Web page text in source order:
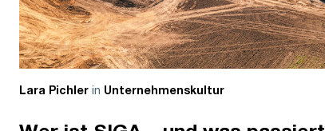
Lara Pichler in Unternehmenskultur